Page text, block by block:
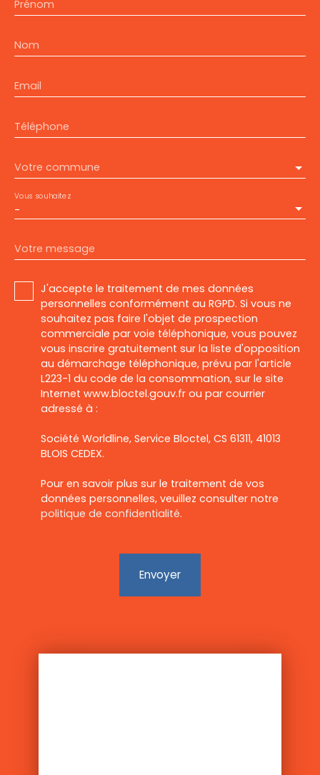
Prénom
Nom
Email
Téléphone
Votre commune
-
Vous souhaitez
Votre message
J'accepte le traitement de mes données
personnelles conformément au RGPD. Si vous ne
souhaitez pas faire l'objet de prospection
commerciale par voie téléphonique, vous pouvez
vous inscrire gratuitement sur la liste d'opposition
au démarchage téléphonique, prévu par l'article
L223-1 du code de la consommation, sur le site
Internet www.bloctel.gouv.fr ou par courrier
adressé à :
Société Worldline, Service Bloctel, CS 61311, 41013
BLOIS CEDEX.
Pour en savoir plus sur le traitement de vos
données personnelles, veuillez consulter notre
politique de confidentialité.
Envoyer